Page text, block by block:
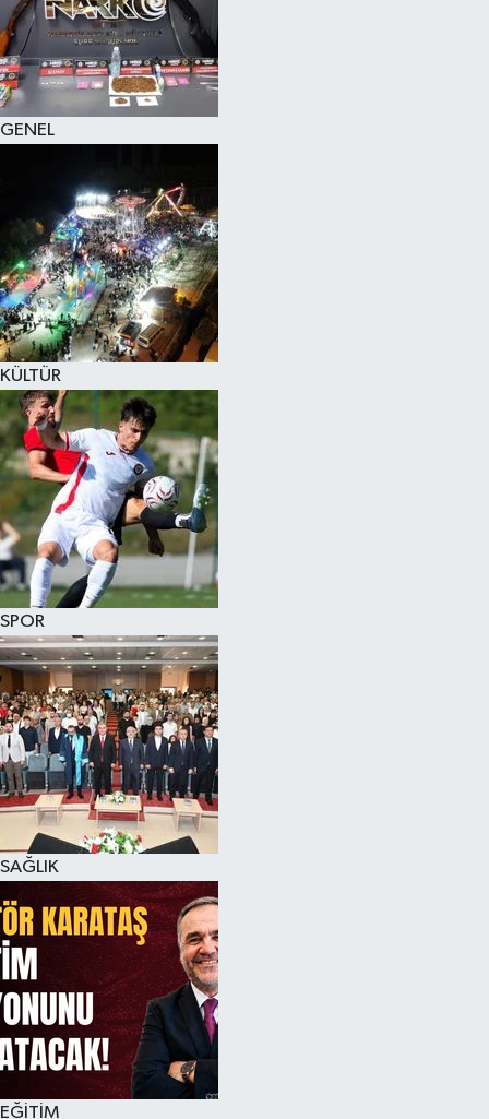
GENEL
KÜLTÜR
SPOR
SAĞLIK
EĞİTİM
KÜLTÜR SANAT
MAGAZİN
SAĞLIK
SİYASET
SPOR
TEKNOLOJİ
VİZYONDAKİLER
YAŞAM